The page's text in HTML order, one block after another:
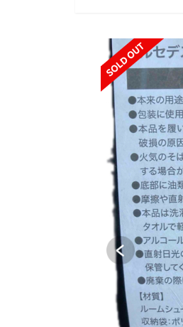
SOLD OUT